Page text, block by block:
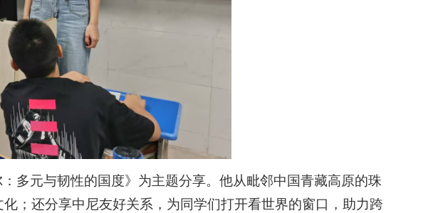
多元与韧性的国度》为主题分享。他从毗邻中国青藏高原的珠
；还分享中尼友好关系，为同学们打开看世界的窗口，助力跨